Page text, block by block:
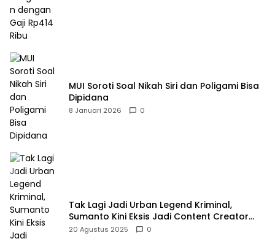
MUI Soroti Soal Nikah Siri dan Poligami Bisa
Dipidana
8 Januari 2026 0
Tak Lagi Jadi Urban Legend Kriminal,
Sumanto Kini Eksis Jadi Content Creator
Mukbang
20 Agustus 2025 0